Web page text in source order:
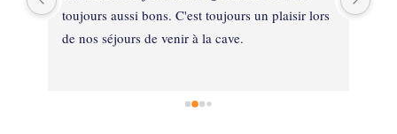
toujours aussi bons. C'est toujours un plaisir lors
de nos séjours de venir à la cave.